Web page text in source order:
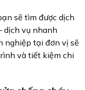
sẽ tìm được dịch
dịch vụ nhanh
nghiệp tại đơn vị sẽ
và tiết kiệm chi